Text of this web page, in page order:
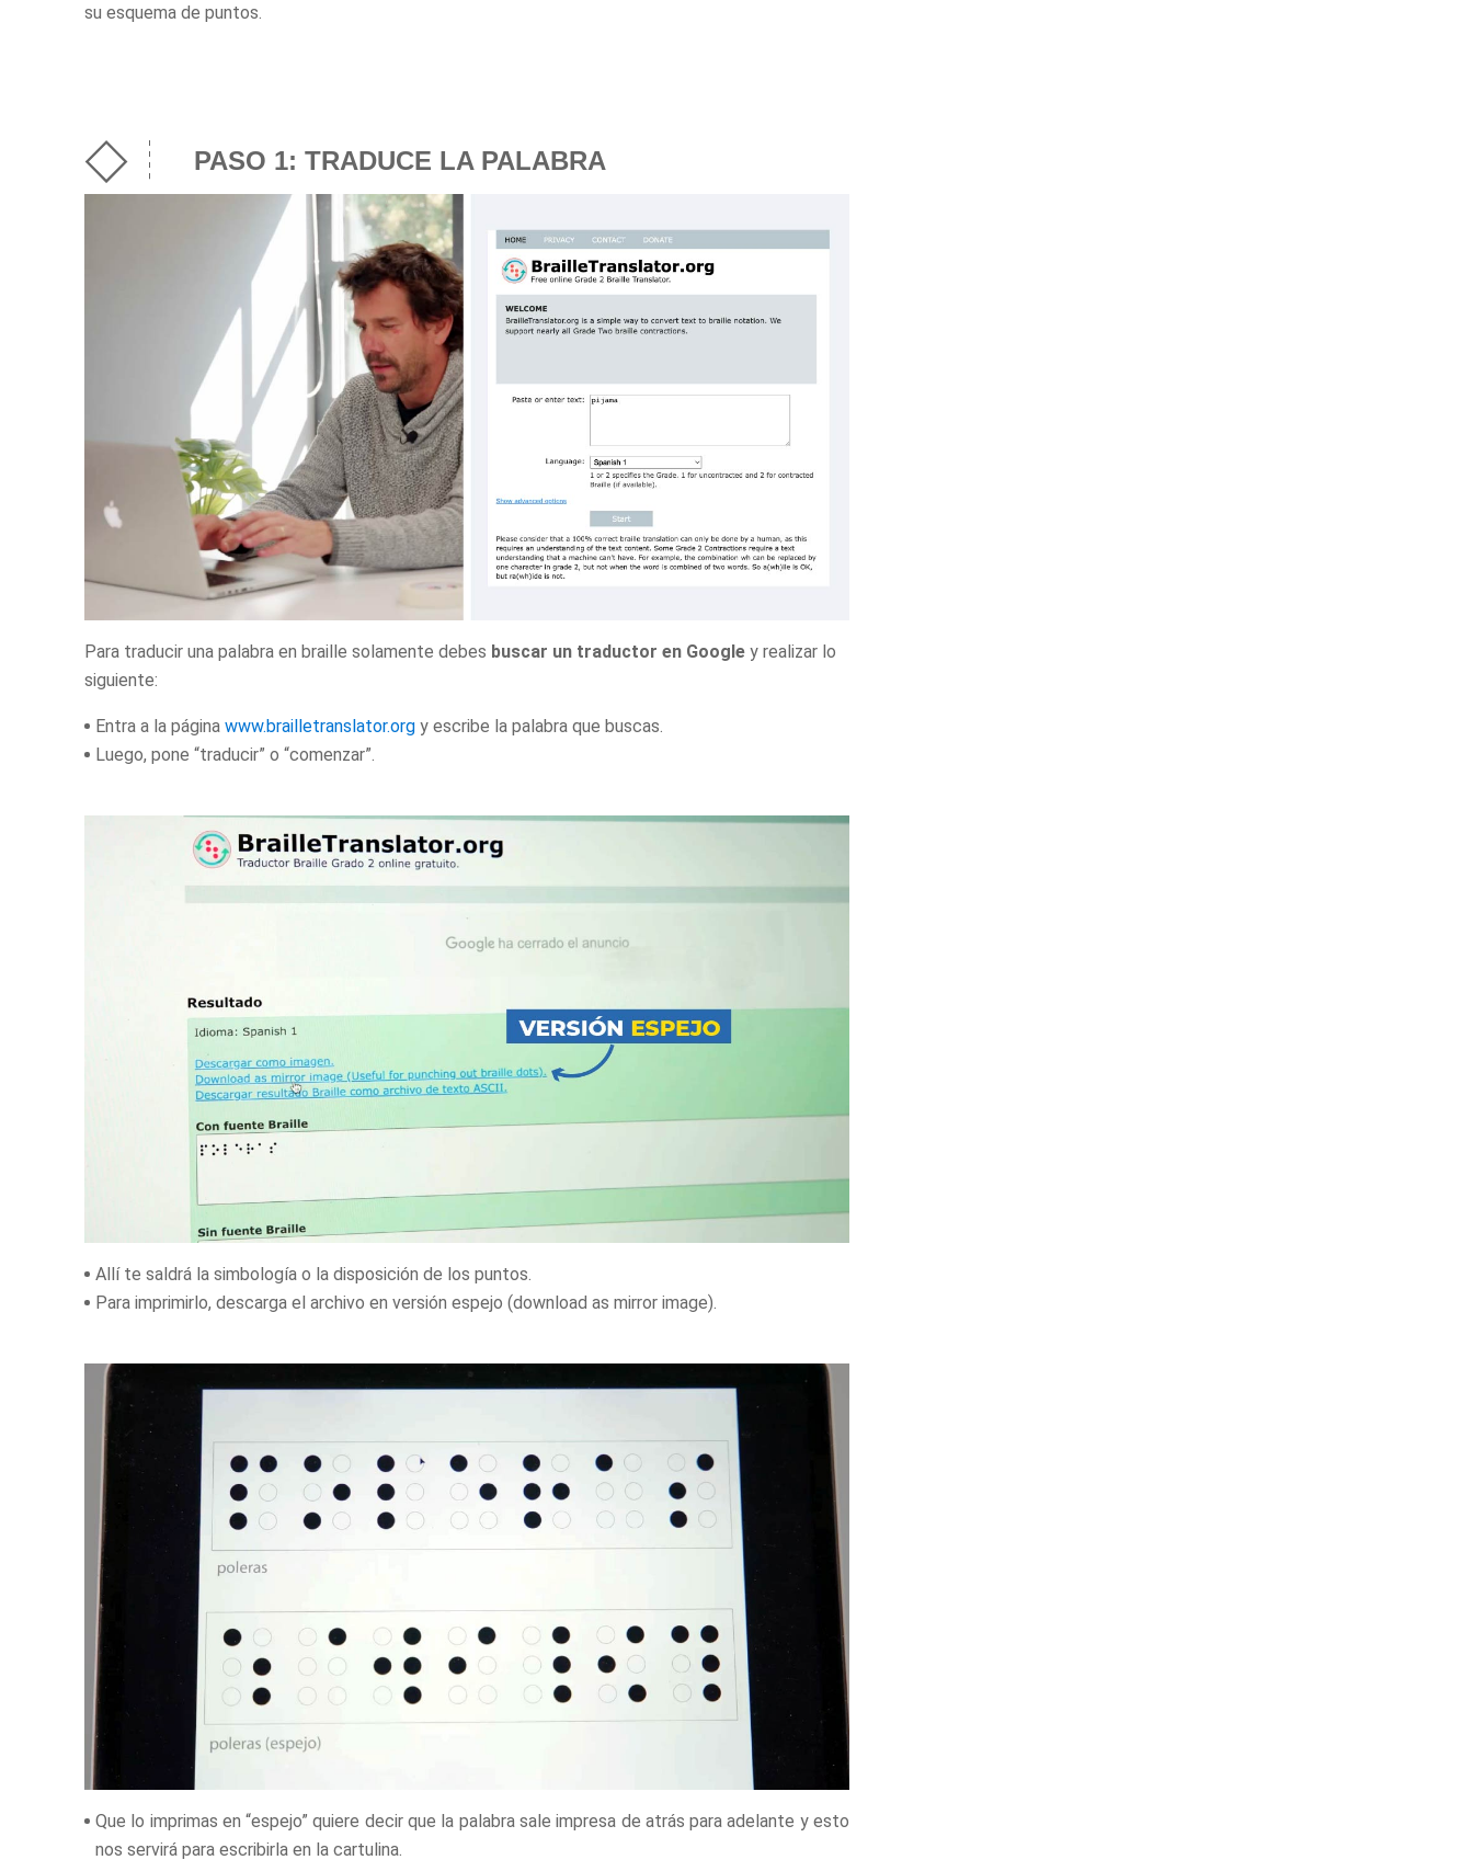
su esquema de puntos.
PASO 1: TRADUCE LA PALABRA
Para traducir una palabra en braille solamente debes buscar un traductor en Google y realizar lo
siguiente:
Entra a la página www.brailletranslator.org y escribe la palabra que buscas.
Luego, pone “traducir” o “comenzar”.
Allí te saldrá la simbología o la disposición de los puntos.
Para imprimirlo, descarga el archivo en versión espejo (download as mirror image).
Que lo imprimas en “espejo” quiere decir que la palabra sale impresa de atrás para adelante y esto
nos servirá para escribirla en la cartulina.